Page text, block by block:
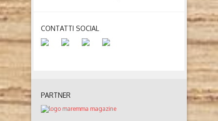
CONTATTI SOCIAL
PARTNER